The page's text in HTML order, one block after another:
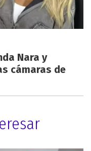
Nara y
cámaras de